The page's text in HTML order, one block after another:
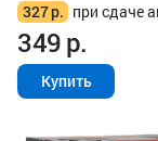
327р. при сдаче
349р.
Купить